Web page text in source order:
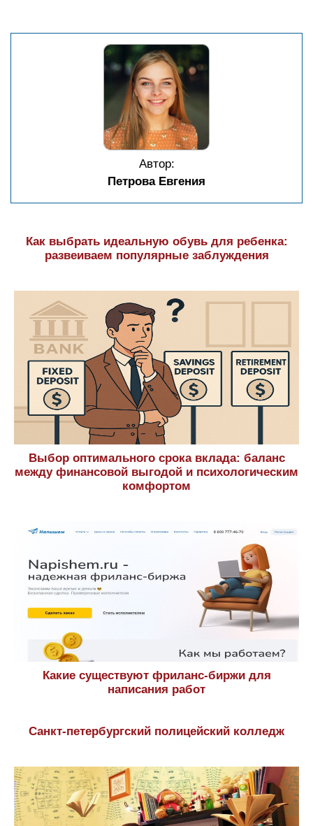
Автор:
Петрова Евгения
Как выбрать идеальную обувь для ребенка:
развеиваем популярные заблуждения
Выбор оптимального срока вклада: баланс
между финансовой выгодой и психологическим
комфортом
Какие существуют фриланс-биржи для
написания работ
Санкт-петербургский полицейский колледж